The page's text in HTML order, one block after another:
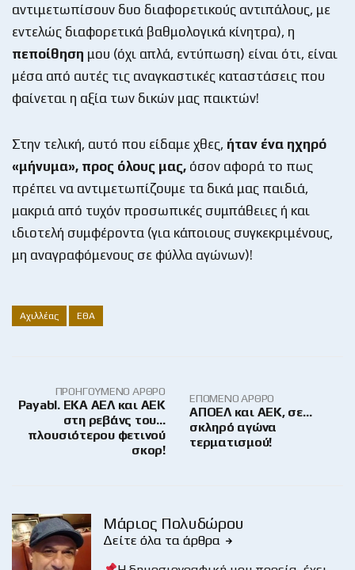
αντιμετωπίσουν δυο διαφορετικούς αντιπάλους, με
εντελώς διαφορετικά βαθμολογικά κίνητρα), η
πεποίθηση μου (όχι απλά, εντύπωση) είναι ότι, είναι
μέσα από αυτές τις αναγκαστικές καταστάσεις που
φαίνεται η αξία των δικών μας παικτών!
Στην τελική, αυτό που είδαμε χθες, ήταν ένα ηχηρό
«μήνυμα», προς όλους μας, όσον αφορά το πως
πρέπει να αντιμετωπίζουμε τα δικά μας παιδιά,
μακριά από τυχόν προσωπικές συμπάθειες ή και
ιδιοτελή συμφέροντα (για κάποιους συγκεκριμένους,
μη αναγραφόμενους σε φύλλα αγώνων)!
Αχιλλέας ΕΘΑ
ΠΡΟΗΓΟΎΜΕΝΟ ΆΡΘΡΟ
Payabl. EKA ΑΕΛ και ΑΕΚ
στη ρεβάνς του…
πλουσιότερου φετινού
σκορ!
ΕΠΌΜΕΝΟ ΆΡΘΡΟ
ΑΠΟΕΛ και ΑΕΚ, σε…
σκληρό αγώνα
τερματισμού!
Μάριος Πολυδώρου
Δείτε όλα τα άρθρα